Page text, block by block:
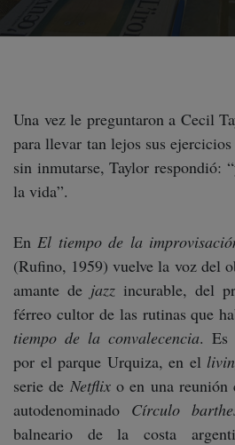
Una vez le preguntaron a Cecil
para llevar tan lejos sus
sin inmutarse, Taylor respondió:
la vida”.
EnEl tiempo de la
(Rufino, 1959) vuelve la voz del
amante de jazz incurable, del
férreo cultor de las rutinas que
tiempo de la convalecencia. Es
por el parque Urquiza, en el
serie de Netflixo en una reunión
autodenominado Círculo
balneario de la costa